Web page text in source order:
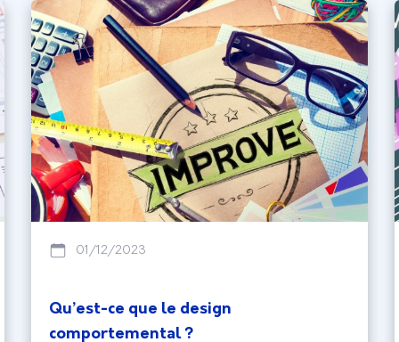
01/12/2023
Qu’est-ce que le design
comportemental ?